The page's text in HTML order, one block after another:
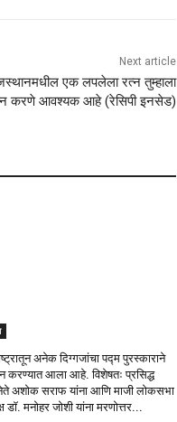
Next article
एक लपलेला रत्न तुम्हाला
करणे आवश्यक आहे (रेसिपी इनसेड)
अनेक दिग्गजांचा पद्म पुरस्काराने
करण्यात आला आहे. विशेषतः प्रसिद्ध
अशोक सराफ यांना आणि माजी लोकसभा
डॉ. मनोहर जोशी यांना मरणोत्तर...